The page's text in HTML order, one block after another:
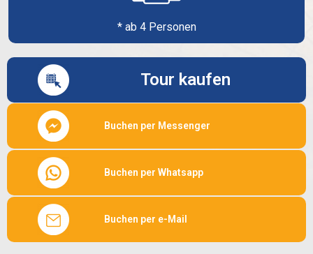
* ab 4 Personen
Tour kaufen
Buchen per Messenger
Buchen per Whatsapp
Buchen per e-Mail